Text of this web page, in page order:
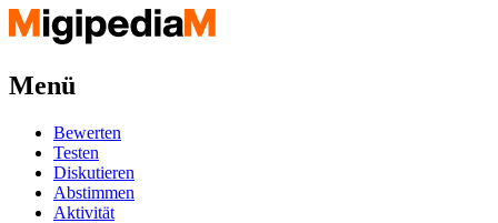
Menü
Bewerten
Testen
Diskutieren
Abstimmen
Aktivität